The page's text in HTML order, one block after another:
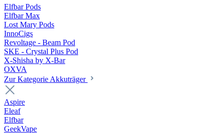
Elfbar Pods
Elfbar Max
Lost Mary Pods
InnoCigs
Revoltage - Beam Pod
SKE - Crystal Plus Pod
X-Shisha by X-Bar
OXVA
Zur Kategorie Akkuträger
Aspire
Eleaf
Elfbar
GeekVape